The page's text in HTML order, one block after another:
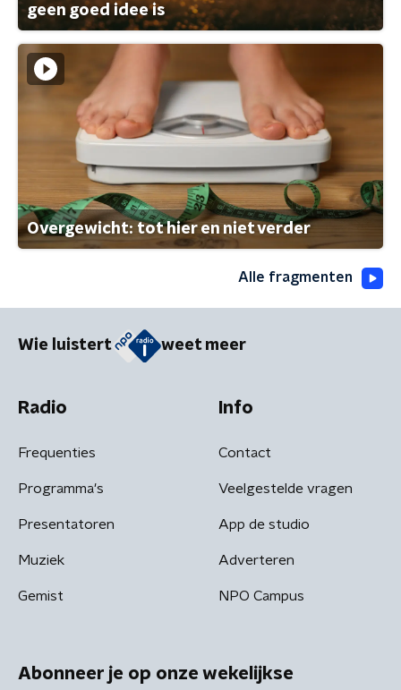
geen goed idee is
Overgewicht: tot hier en niet verder
Alle fragmenten
Wie luistert weet meer
Radio
Frequenties
Programma's
Presentatoren
Muziek
Gemist
Info
Contact
Veelgestelde vragen
App de studio
Adverteren
NPO Campus
Abonneer je op onze wekelijkse